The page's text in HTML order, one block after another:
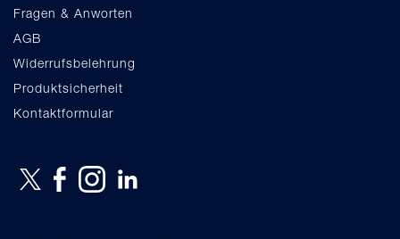
Fragen & Anworten
AGB
Widerrufsbelehrung
Produktsicherheit
Kontaktformular